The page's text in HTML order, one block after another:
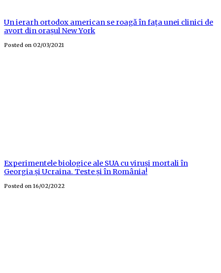
Un ierarh ortodox american se roagă în fața unei clinici de
avort din orașul New York
Posted on 02/03/2021
Experimentele biologice ale SUA cu viruși mortali în
Georgia și Ucraina. Teste și în România!
Posted on 16/02/2022